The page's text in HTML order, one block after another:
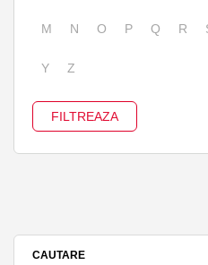
M N O P Q R
Y Z
CAUTARE